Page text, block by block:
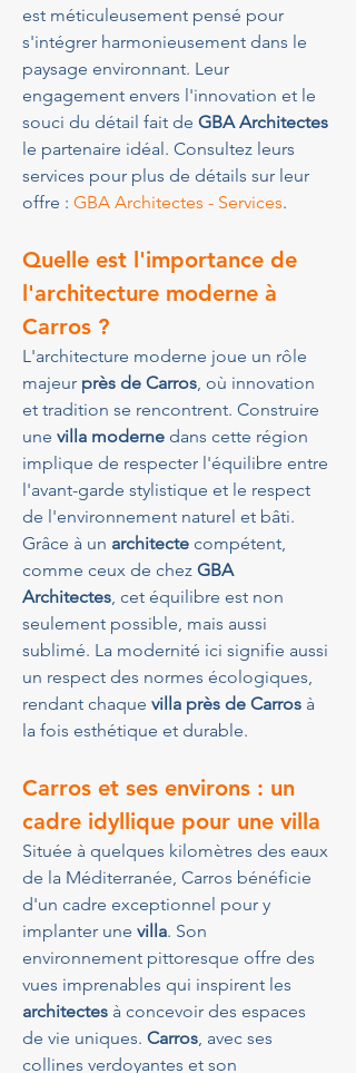
est méticuleusement pensé pour
s'intégrer harmonieusement dans le
paysage environnant. Leur
engagement envers l'innovation et le
souci du détail fait de GBA Architectes
le partenaire idéal. Consultez leurs
services pour plus de détails sur leur
offre : GBA Architectes - Services.
Quelle est l'importance de
l'architecture moderne à
Carros ?
L'architecture moderne joue un rôle
majeur près de Carros, où innovation
et tradition se rencontrent. Construire
une villa moderne dans cette région
implique de respecter l'équilibre entre
l'avant-garde stylistique et le respect
de l'environnement naturel et bâti.
Grâce à un architecte compétent,
comme ceux de chez GBA
Architectes, cet équilibre est non
seulement possible, mais aussi
sublimé. La modernité ici signifie aussi
un respect des normes écologiques,
rendant chaque villa près de Carros à
la fois esthétique et durable.
Carros et ses environs : un
cadre idyllique pour une villa
Située à quelques kilomètres des eaux
de la Méditerranée, Carros bénéficie
d'un cadre exceptionnel pour y
implanter une villa. Son
environnement pittoresque offre des
vues imprenables qui inspirent les
architectes à concevoir des espaces
de vie uniques. Carros, avec ses
collines verdoyantes et son